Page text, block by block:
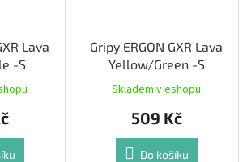
Lava
-S
Gripy ERGON GXR Lava
Yellow/Green -S
Skladem v eshopu
509 Kč
Do košíku